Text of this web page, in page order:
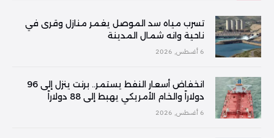
تسرب مياه سد الموصل يغمر منازل وقرى في
ناحية وانه شمال المدينة
6 أغسطس, 2026
انخفاض أسعار النفط يستمر.. برنت ينزل إلى 96
دولاراً والخام الأمريكي يهبط إلى 88 دولاراً
6 أغسطس, 2026